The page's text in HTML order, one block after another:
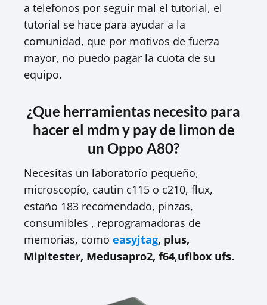
a telefonos por seguir mal el tutorial, el
tutorial se hace para ayudar a la
comunidad, que por motivos de fuerza
mayor, no puedo pagar la cuota de su
equipo.
¿Que herramientas necesito para
hacer el mdm y pay de limon de
un Oppo A80?
Necesitas un laboratorío pequeño,
microscopío, cautin c115 o c210, flux,
estaño 183 recomendado, pinzas,
consumibles , reprogramadoras de
memorias, como easyjtag, plus,
Mipitester, Medusapro2, f64,ufibox ufs.